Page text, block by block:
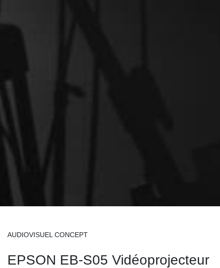
AUDIOVISUEL CONCEPT
EPSON EB-S05 Vidéoprojecteur